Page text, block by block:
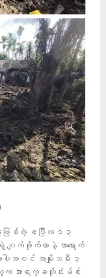
ေ့ဖြစ်တဲ့ ဧပြီလ ၁၃
ျက်ဖိုက်တာနဲ့ လာရောက်
ါအဝင် အမျိုးသမီး ၃
က အာရက္ခတိုင်းမ်စ်